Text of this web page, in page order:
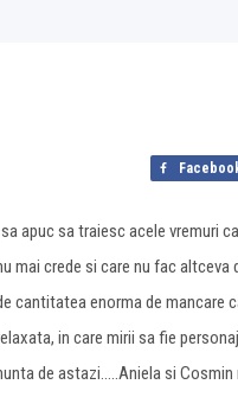
apuc sa traiesc acele vremuri
mai crede si care nu fac
cantitatea enorma de mancare
in care mirii sa fie
de astazi…..Aniela si